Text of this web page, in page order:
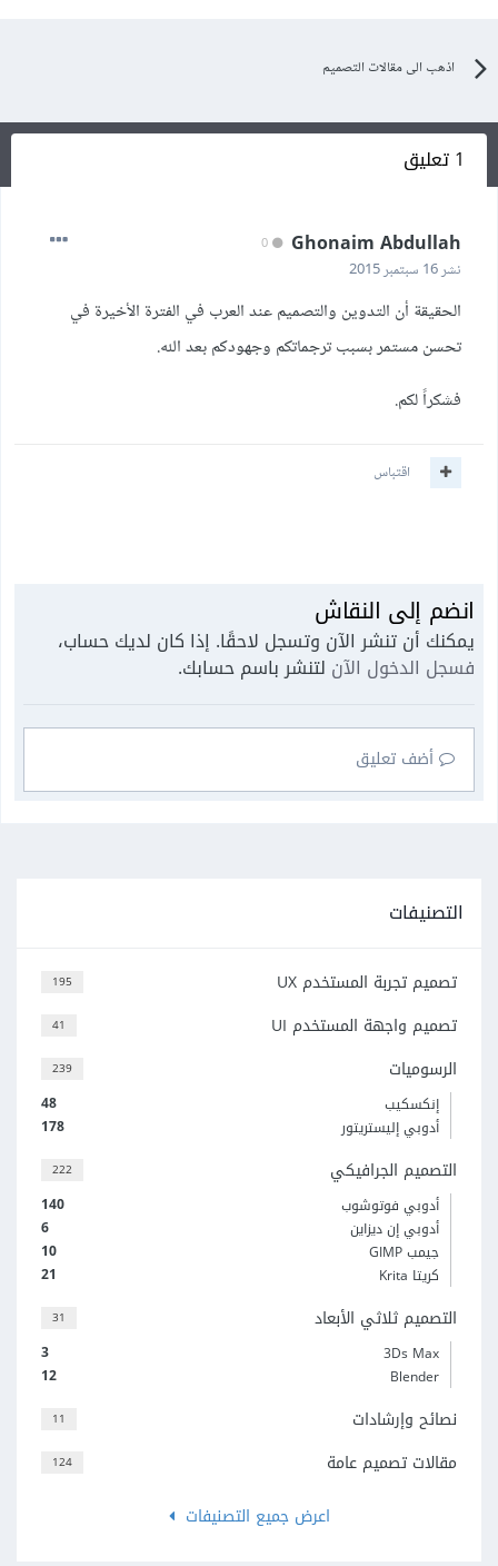
اذهب الى مقالات التصميم
1 تعليق
Ghonaim Abdullah
نشر16 سبتمبر 2015
الحقيقة أن التدوين والتصميم عند العرب في الفترة الأخيرة في
تحسن مستمر بسبب ترجماتكم وجهودكم بعد الله.
فشكراً لكم.
اقتباس
انضم إلى النقاش
يمكنك أن تنشر الآن وتسجل لاحقًا. إذا كان لديك حساب،
فسجل الدخول الآن لتنشر باسم حسابك.
أضف تعليق
التصنيفات
195 تصميم تجربة المستخدم UX
41 تصميم واجهة المستخدم UI
239 الرسوميات
48
إنكسكيب
178
أدوبي إليستريتور
222 التصميم الجرافيكي
140
أدوبي فوتوشوب
6
أدوبي إن ديزاين
10
جيمب GIMP
21
كريتا Krita
31 التصميم ثلاثي الأبعاد
3
3Ds Max
12
Blender
11 نصائح وإرشادات
124
مقالات تصميم عامة
اعرض جميع التصنيفات